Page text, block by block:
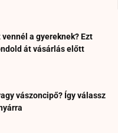
a gyereknek? Ezt
át vásárlás előtt
vászoncipő? Így válassz